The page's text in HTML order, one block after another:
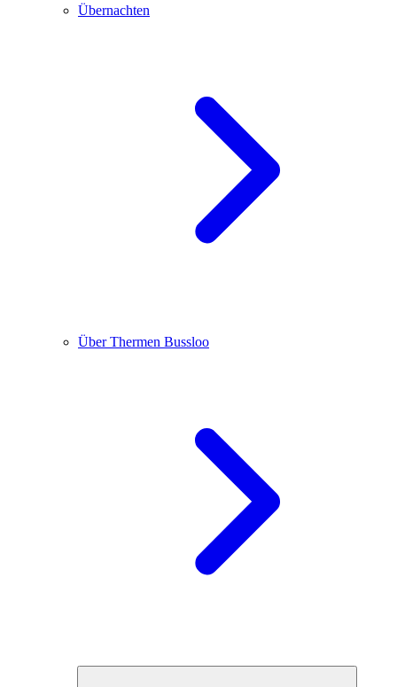
Übernachten
Über Thermen Bussloo